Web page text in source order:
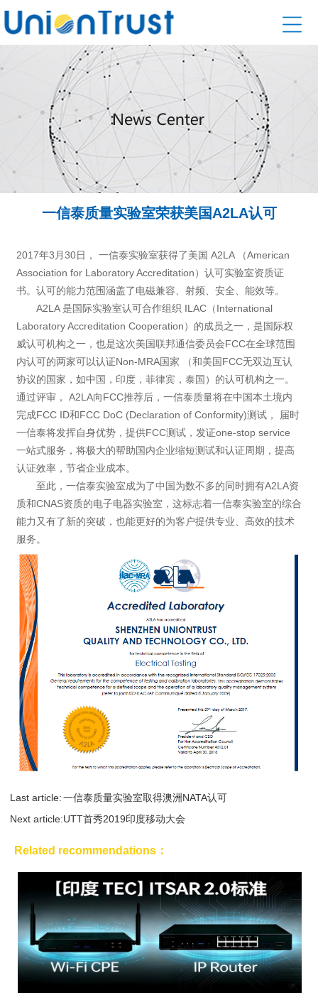
一信泰质量实验室荣获美国A2LA认可
2017年3月30日， 一信泰实验室获得了美国 A2LA （American
Association for Laboratory Accreditation）认可实验室资质证
书。认可的能力范围涵盖了电磁兼容、射频、安全、能效等。
A2LA 是国际实验室认可合作组织 ILAC（International
Laboratory Accreditation Cooperation）的成员之一，是国际权
威认可机构之一，也是这次美国联邦通信委员会FCC在全球范围
内认可的两家可以认证Non-MRA国家 （和美国FCC无双边互认
协议的国家，如中国，印度，菲律宾，泰国）的认可机构之一。
通过评审， A2LA向FCC推荐后，一信泰质量将在中国本土境内
完成FCC ID和FCC DoC (Declaration of Conformity)测试， 届时
一信泰将发挥自身优势，提供FCC测试，发证one-stop service
一站式服务，将极大的帮助国内企业缩短测试和认证周期，提高
认证效率，节省企业成本。
至此，一信泰实验室成为了中国为数不多的同时拥有A2LA资
质和CNAS资质的电子电器实验室，这标志着一信泰实验室的综合
能力又有了新的突破，也能更好的为客户提供专业、高效的技术
服务。
Last article: 一信泰质量实验室取得澳洲NATA认可
Next article:UTT首秀2019印度移动大会
Related recommendations：